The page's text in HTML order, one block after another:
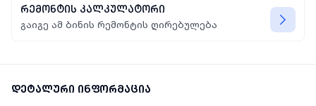
რემონტის კალკულატორი
გაიგე ამ ბინის რემონტის ღირებულება
დეტალური ინფორმაცია